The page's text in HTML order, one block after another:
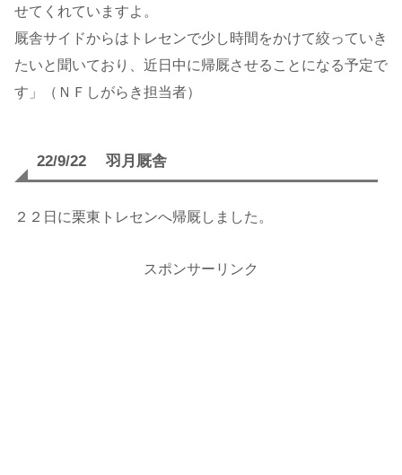
せてくれていますよ。
厩舎サイドからはトレセンで少し時間をかけて絞っていき
たいと聞いており、近日中に帰厩させることになる予定で
す」（ＮＦしがらき担当者）
22/9/22 羽月厩舎
２２日に栗東トレセンへ帰厩しました。
スポンサーリンク